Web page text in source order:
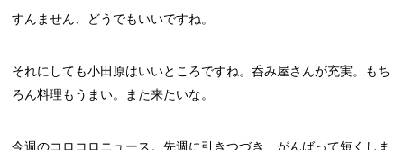
すんません、どうでもいいですね。
それにしても小田原はいいところですね。呑み屋さんが充実。もち
ろん料理もうまい。また来たいな。
今週のコロコロニュース。先週に引きつづき、がんばって短くしま